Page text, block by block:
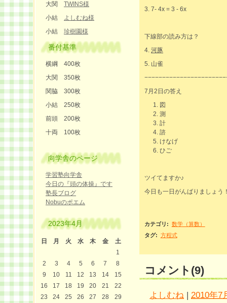
3. 7- 4x = 3 - 6x
下線部の読み方は？
4. 河豚
5. 山雀
7月2日の答え
図
測
計
諮
けなげ
ひご
ツイてますか♪
今日も一日がんばりましょう
カテゴリ : 数学（算数）
タグ: 方程式
コメント(9)
よしむね | 2010年7
大関 TWINS様
小結 よしむね様
小結 珍樹園様
番付基準
横綱 400枚
大関 350枚
関脇 300枚
小結 250枚
前頭 200枚
十両 100枚
向学舎のページ
学習塾向学舎
今日の『頭の体操』です
塾長ブログ
Nobuのポエム
2023年4月
日 月 火 水 木 金
土
1
2
3 4 5 6 7
8
9
10 11 12 13 14
15
16
17 18 19 20 21
22
23
24 25 26 27 28
29